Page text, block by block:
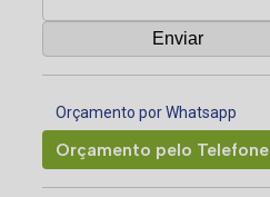
Orçamento por Whatsapp
Orçamento pelo Telefone